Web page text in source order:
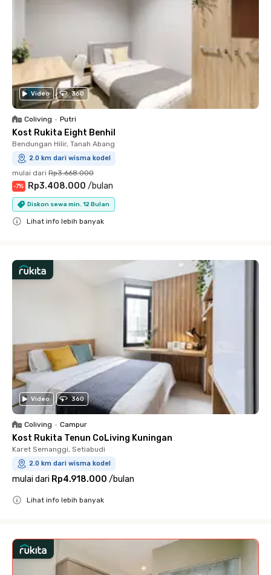
Video 360
Coliving • Putri
Kost Rukita Eight Benhil
Bendungan Hilir, Tanah Abang
2.0 km dari wisma kodel
mulai dari Rp3.668.000
-7% Rp3.408.000 /bulan
Diskon sewa min. 12 Bulan
Lihat info lebih banyak
Video 360
Coliving • Campur
Kost Rukita Tenun CoLiving Kuningan
Karet Semanggi, Setiabudi
2.0 km dari wisma kodel
mulai dari Rp4.918.000 /bulan
Lihat info lebih banyak